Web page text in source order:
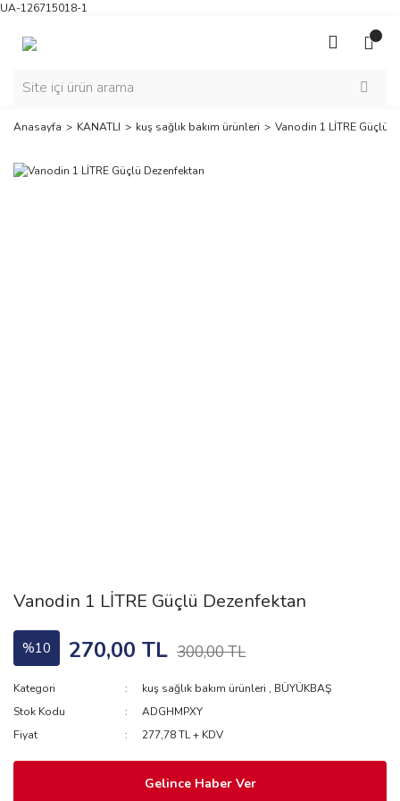
UA-126715018-1
Anasayfa KANATLI kuş sağlık bakım ürünleri Vanodin 1 LİTRE Güçlü
Vanodin 1 LİTRE Güçlü Dezenfektan
%10 270,00 TL 300,00 TL
Kategori kuş sağlık bakım ürünleri , BÜYÜKBAŞ
Stok Kodu
ADGHMPXY
Fiyat
277,78 TL + KDV
Gelince Haber Ver